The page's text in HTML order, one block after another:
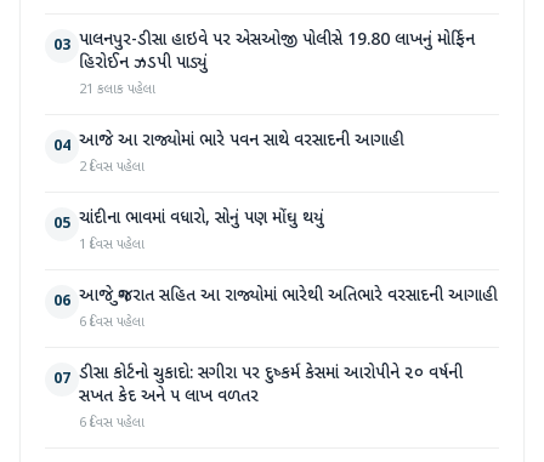
03 પાલનપુર-ડીસા હાઇવે પર એસઓજી પોલીસે 19.80 લાખનું મોર્ફિન
હિરોઈન ઝડપી પાડ્યું
21 કલાક પહેલા
04 આજે આ રાજ્યોમાં ભારે પવન સાથે વરસાદની આગાહી
2 દિવસ પહેલા
05 ચાંદીના ભાવમાં વધારો, સોનું પણ મોંઘુ થયું
1 દિવસ પહેલા
06 આજે ગુજરાત સહિત આ રાજ્યોમાં ભારેથી અતિભારે વરસાદની આગાહી
6 દિવસ પહેલા
07 ડીસા કોર્ટનો ચુકાદો: સગીરા પર દુષ્કર્મ કેસમાં આરોપીને ૨૦ વર્ષની
સખત કેદ અને ૫ લાખ વળતર
6 દિવસ પહેલા